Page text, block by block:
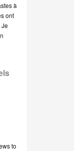
à
ont
Je
to